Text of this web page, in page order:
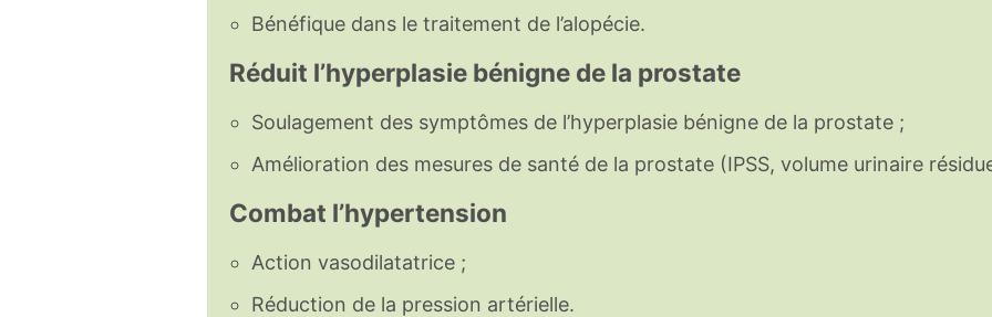
Bénéfique dans le traitement de l’alopécie.
Réduit l’hyperplasie bénigne de la prostate
Soulagement des symptômes de l’hyperplasie bénigne de la prostate ;
Amélioration des mesures de santé de la prostate (IPSS, volume urinaire
Combat l’hypertension
Action vasodilatatrice ;
Réduction de la pression artérielle.